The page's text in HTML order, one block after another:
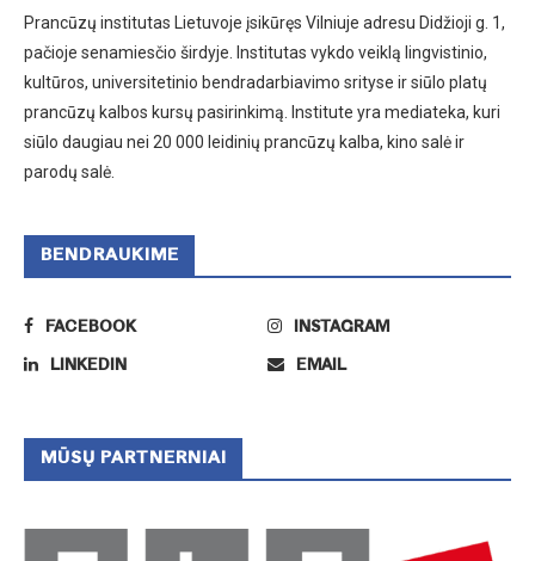
Prancūzų institutas Lietuvoje įsikūręs Vilniuje adresu Didžioji g. 1,
pačioje senamiesčio širdyje. Institutas vykdo veiklą lingvistinio,
kultūros, universitetinio bendradarbiavimo srityse ir siūlo platų
prancūzų kalbos kursų pasirinkimą. Institute yra mediateka, kuri
siūlo daugiau nei 20 000 leidinių prancūzų kalba, kino salė ir
parodų salė.
BENDRAUKIME
FACEBOOK INSTAGRAM
LINKEDIN EMAIL
MŪSŲ PARTNERNIAI